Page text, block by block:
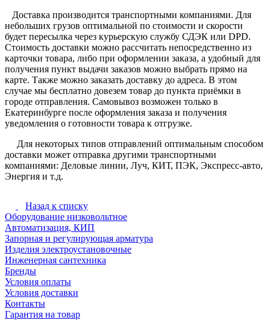
Доставка производится транспортными компаниями. Для
небольших грузов оптимальной по стоимости и скорости
будет пересылка через курьерскую службу СДЭК или DPD.
Стоимость доставки можно рассчитать непосредственно из
карточки товара, либо при оформлении заказа, а удобный для
получения пункт выдачи заказов можно выбрать прямо на
карте. Также можно заказать доставку до адреса. В этом
случае мы бесплатно довезем товар до пункта приёмки в
городе отправления. Самовывоз возможен только в
Екатеринбурге после оформления заказа и получения
уведомления о готовности товара к отгрузке.
Для некоторых типов отправлений оптимальным способом
доставки может отправка другими транспортными
компаниями: Деловые линии, Луч, КИТ, ПЭК, Экспресс-авто,
Энергия и т.д.
Назад к списку
Оборудование низковольтное
Автоматизация, КИП
Запорная и регулирующая арматура
Изделия электроустановочные
Инженерная сантехника
Бренды
Условия оплаты
Условия доставки
Контакты
Гарантия на товар